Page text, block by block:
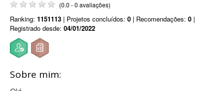
(0.0 - 0 avaliações)
Ranking: 1151113 | Projetos concluídos: 0 | Recomendações: 0 |
Registrado desde: 04/01/2022
Sobre mim: